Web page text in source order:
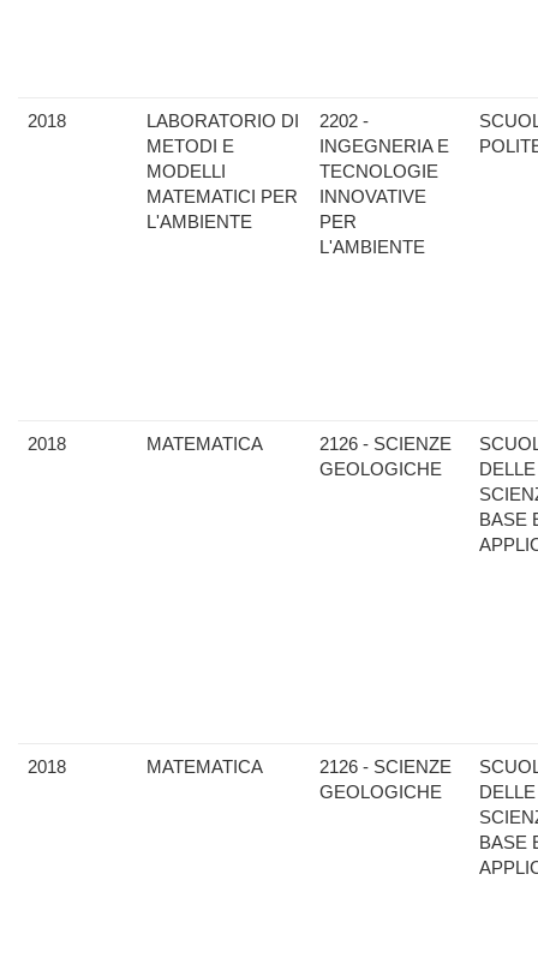
2018
LABORATORIO DI
METODI E
MODELLI
MATEMATICI PER
L'AMBIENTE
2202 -
INGEGNERIA E
TECNOLOGIE
INNOVATIVE
PER
L'AMBIENTE
2018 MATEMATICA
2126 - SCIENZE
GEOLOGICHE
DELLE
BASE
2018 MATEMATICA
2126 - SCIENZE
GEOLOGICHE
DELLE
BASE